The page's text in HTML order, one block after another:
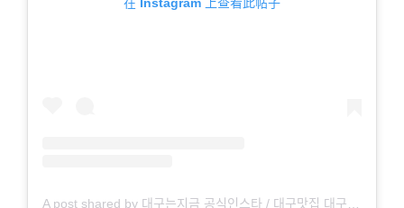
在 Instagram 上查看此帖子
A post shared by 대구는지금 공식인스타 / 대구맛집 대구카페 대구핫플 (@daegulive)